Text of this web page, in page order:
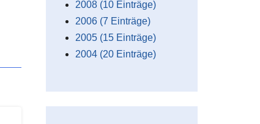
2008 (10 Einträge)
2006 (7 Einträge)
2005 (15 Einträge)
2004 (20 Einträge)